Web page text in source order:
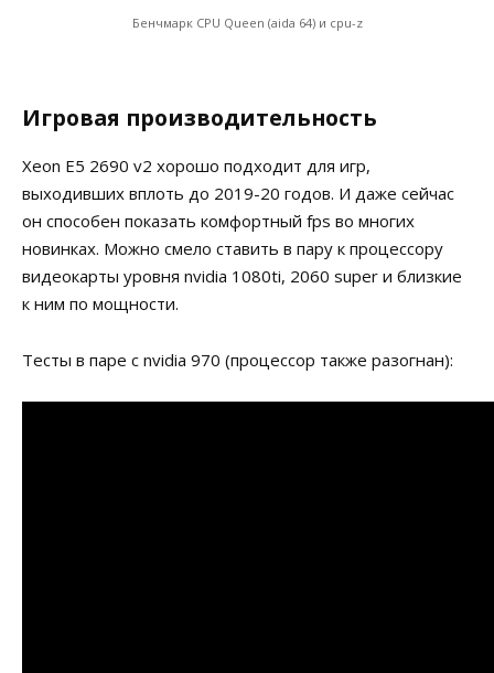
Бенчмарк CPU Queen (aida 64) и cpu-z
Игровая производительность
Xeon E5 2690 v2 хорошо подходит для игр,
выходивших вплоть до 2019-20 годов. И даже сейчас
он способен показать комфортный fps во многих
новинках. Можно смело ставить в пару к процессору
видеокарты уровня nvidia 1080ti, 2060 super и близкие
к ним по мощности.
Тесты в паре с nvidia 970 (процессор также разогнан):